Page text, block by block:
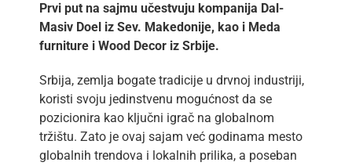
Prvi put na sajmu učestvuju kompanija Dal-
Masiv Doel iz Sev. Makedonije, kao i Meda
furniture i Wood Decor iz Srbije.
Srbija, zemlja bogate tradicije u drvnoj industriji,
koristi svoju jedinstvenu mogućnost da se
pozicionira kao ključni igrač na globalnom
tržištu. Zato je ovaj sajam već godinama mesto
globalnih trendova i lokalnih prilika, a poseban